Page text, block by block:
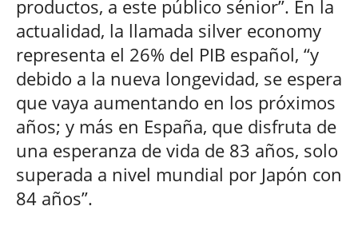
productos, a este público sénior”. En la
actualidad, la llamada silver economy
representa el 26% del PIB español, “y
debido a la nueva longevidad, se espera
que vaya aumentando en los próximos
años; y más en España, que disfruta de
una esperanza de vida de 83 años, solo
superada a nivel mundial por Japón con
84 años”.